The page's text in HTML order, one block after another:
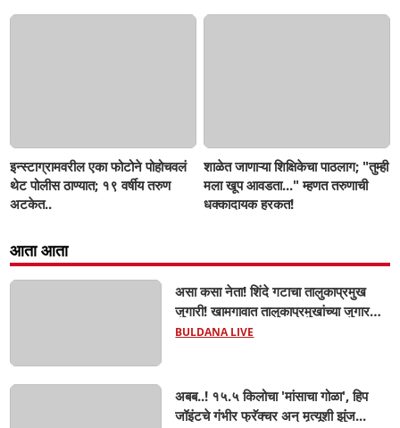
इन्स्टाग्रामवरील एका फोटोने पोहोचवलं
थेट पोलीस ठाण्यात; १९ वर्षीय तरुण
अटकेत..
शाळेत जाणाऱ्या शिक्षिकेचा पाठलाग; "तुम्ही
मला खूप आवडता..." म्हणत तरुणाची
धक्कादायक हरकत!
आता आता
असा कसा नेता! शिंदे गटाचा तालुकाप्रमुख
जुगारी! खामगावात तालुकाप्रमुखांच्या जुगार
अड्ड्यावर डीवायएसपी पथकाची धाड.. अंधारात
BULDANA LIVE
अबब..! १५.५ किलोचा 'मांसाचा गोळा', हिप
जॉइंटचे गंभीर फ्रॅक्चर अन् मृत्यूशी झुंज...